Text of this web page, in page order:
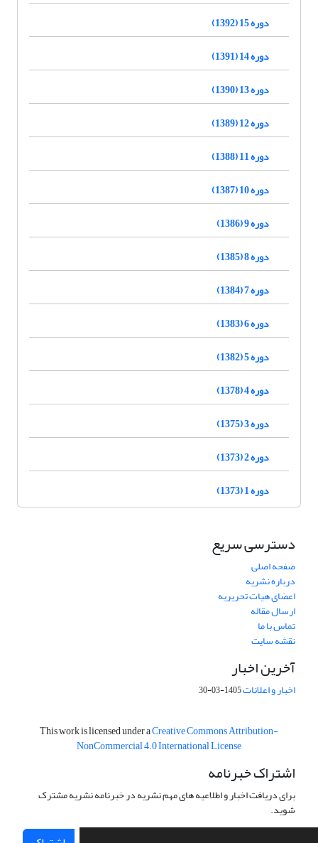
دوره 15 (1392)
دوره 14 (1391)
دوره 13 (1390)
دوره 12 (1389)
دوره 11 (1388)
دوره 10 (1387)
دوره 9 (1386)
دوره 8 (1385)
دوره 7 (1384)
دوره 6 (1383)
دوره 5 (1382)
دوره 4 (1378)
دوره 3 (1375)
دوره 2 (1373)
دوره 1 (1373)
دسترسی سریع
صفحه اصلی
درباره نشریه
اعضای هیات تحریریه
ارسال مقاله
تماس با ما
نقشه سایت
آخرین اخبار
اخبار و اعلانات1405-03-30
This work is licensed under aCreative Commons Attribution-
NonCommercial 4.0 International License
اشتراک خبرنامه
برای دریافت اخبار و اطلاعیه های مهم نشریه در خبرنامه نشریه مشترک
شوید.